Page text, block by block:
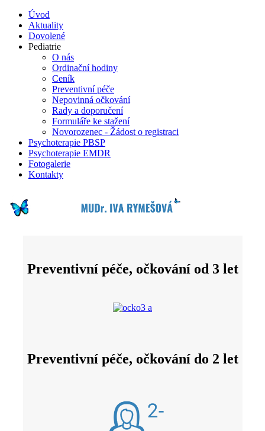
Úvod
Aktuality
Dovolené
Pediatrie
O nás
Ordinační hodiny
Ceník
Preventivní péče
Nepovinná očkování
Rady a doporučení
Formuláře ke stažení
Novorozenec - Žádost o registraci
Psychoterapie PBSP
Psychoterapie EMDR
Fotogalerie
Kontakty
Preventivní péče, očkování od 3 let
Preventivní péče, očkování do 2 let